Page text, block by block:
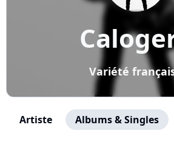
Variété
Artiste Albums & Singles